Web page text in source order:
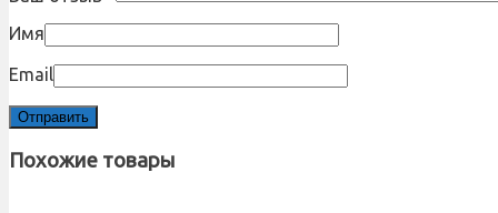
Имя
Email
Похожие товары